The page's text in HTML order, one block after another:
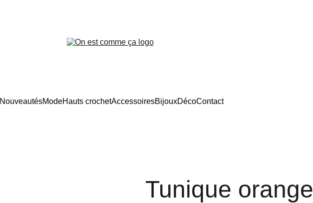
NouveautésModeHauts crochetAccessoiresBijouxDécoContact
Tunique orange